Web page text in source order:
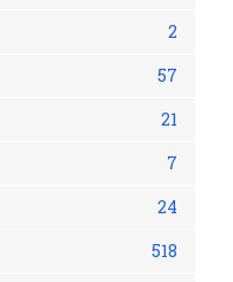
2
57
21
7
24
518